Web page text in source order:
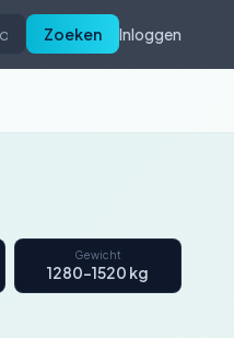
Zoeken Inloggen
Gewicht
1280–1520 kg